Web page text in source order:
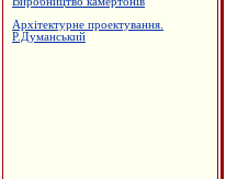
Архітектурне проектування.
Р.Думанський